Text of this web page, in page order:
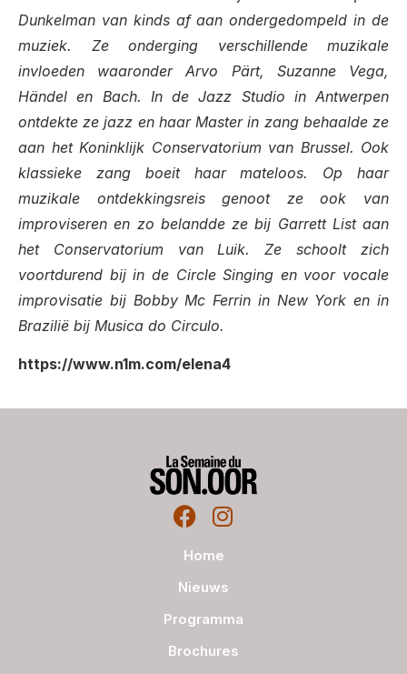
Dunkelman van kinds af aan ondergedompeld in de
muziek. Ze onderging verschillende muzikale
invloeden waaronder Arvo Pärt, Suzanne Vega,
Händel en Bach. In de Jazz Studio in Antwerpen
ontdekte ze jazz en haar Master in zang behaalde ze
aan het Koninklijk Conservatorium van Brussel. Ook
klassieke zang boeit haar mateloos. Op haar
muzikale ontdekkingsreis genoot ze ook van
improviseren en zo belandde ze bij Garrett List aan
het Conservatorium van Luik. Ze schoolt zich
voortdurend bij in de Circle Singing en voor vocale
improvisatie bij Bobby Mc Ferrin in New York en in
Brazilië bij Musica do Circulo.
https://www.n1m.com/elena4
Home
Nieuws
Programma
Brochures